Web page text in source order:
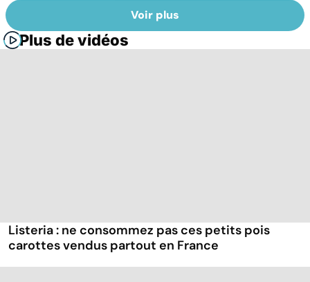
Voir plus
Plus de vidéos
Listeria : ne consommez pas ces petits pois
carottes vendus partout en France